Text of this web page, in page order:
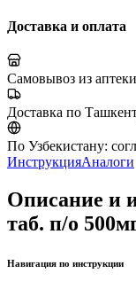
Доставка и оплата
Самовывоз из
Доставка по
По Узбекистану:
ИнструкцияАналоги
Описание и
таб. п/о
Навигация по инструкции